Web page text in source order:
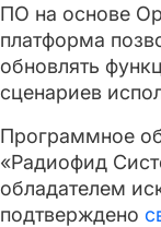
ПО на основе
платформа
обновлять
сценариев
Программное
«Радиофид
обладателем
подтверждено